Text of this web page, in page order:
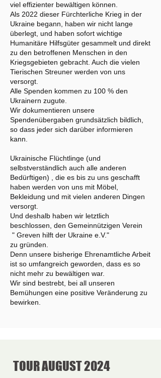
viel effizienter bewältigen können.
Als 2022 dieser Fürchterliche Krieg in der
Ukraine begann, haben wir nicht lange
überlegt, und haben sofort wichtige
Humanitäre Hilfsgüter gesammelt und direkt
zu den betroffenen Menschen in den
Kriegsgebieten gebracht. Auch die vielen
Tierischen Streuner werden von uns
versorgt.
Alle Spenden kommen zu 100 % den
Ukrainern zugute.
Wir dokumentieren unsere
Spendenübergaben grundsätzlich bildlich,
so dass jeder sich darüber informieren
kann.
Ukrainische Flüchtlinge (und
selbstverständlich auch alle anderen
Bedürftigen) , die es bis zu uns geschafft
haben werden von uns mit Möbel,
Bekleidung und mit vielen anderen Dingen
versorgt.
Und deshalb haben wir letztlich
beschlossen, den Gemeinnützigen Verein
" Greven hilft der Ukraine e.V."
zu gründen.
Denn unsere bisherige Ehrenamtliche Arbeit
ist so umfangreich geworden, dass es so
nicht mehr zu bewältigen war.
Wir sind bestrebt, bei all unseren
Bemühungen eine positive Veränderung zu
bewirken.
TOUR AUGUST 2024